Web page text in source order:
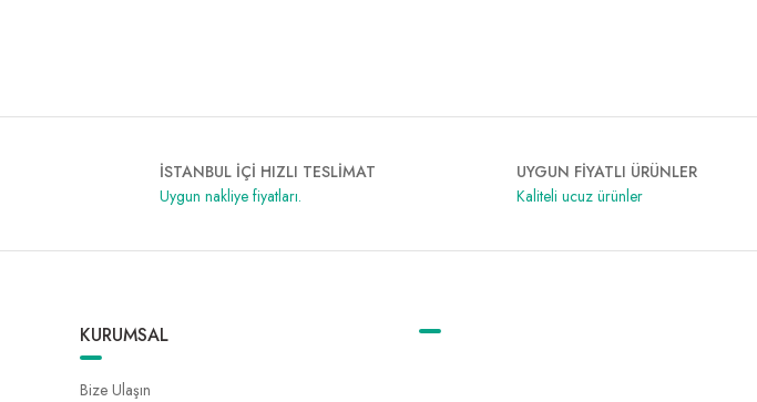
İSTANBUL İÇİ HIZLI TESLİMAT
Uygun nakliye fiyatları.
UYGUN FİYATLI ÜRÜNLER
Kaliteli ucuz ürünler
KURUMSAL
Bize Ulaşın